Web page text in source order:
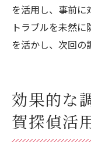
を活用し、事前に
トラブルを未然
を活かし、次回の
効果的な
賀探偵活